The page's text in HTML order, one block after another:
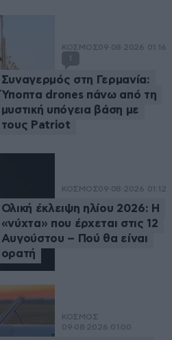
ΚΟΣΜΟΣ09·08·2026 01:16
1
Συναγερμός στη Γερμανία:
Ύποπτα drones πάνω από τη
μυστική υπόγεια βάση με
τους Patriot
ΚΟΣΜΟΣ09·08·2026 01:12
Ολική έκλειψη ηλίου 2026: Η
«νύχτα» που έρχεται στις 12
Αυγούστου – Πού θα είναι
ορατή
ΚΟΣΜΟΣ
09·08·2026 01:00